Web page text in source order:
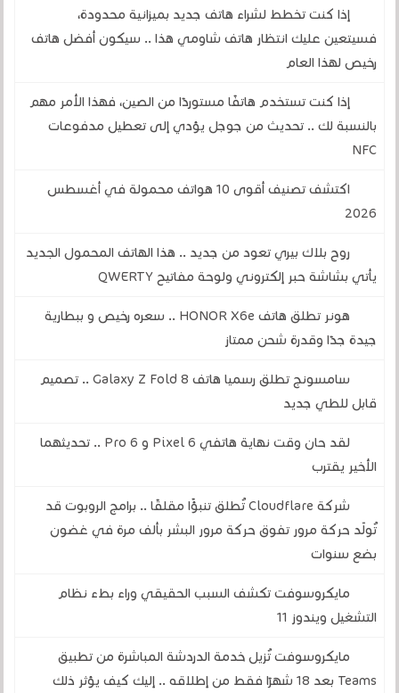
إذا كنت تخطط لشراء هاتف جديد بميزانية محدودة،
فسيتعين عليك انتظار هاتف شاومي هذا .. سيكون أفضل هاتف
رخيص لهذا العام
إذا كنت تستخدم هاتفًا مستوردًا من الصين، فهذا الأمر مهم
بالنسبة لك .. تحديث من جوجل يؤدي إلى تعطيل مدفوعات
NFC
اكتشف تصنيف أقوى 10 هواتف محمولة في أغسطس
2026
روح بلاك بيري تعود من جديد .. هذا الهاتف المحمول الجديد
يأتي بشاشة حبر إلكتروني ولوحة مفاتيح QWERTY
هونر تطلق هاتف HONOR X6e .. سعره رخيص و ببطارية
جيدة جدًا وقدرة شحن ممتاز
سامسونج تطلق رسميا هاتف Galaxy Z Fold 8 .. تصميم
قابل للطي جديد
لقد حان وقت نهاية هاتفي Pixel 6 و 6 Pro .. تحديثهما
الأخير يقترب
شركة Cloudflare تُطلق تنبؤًا مقلقًا .. برامج الروبوت قد
تُولّد حركة مرور تفوق حركة مرور البشر بألف مرة في غضون
بضع سنوات
مايكروسوفت تكشف السبب الحقيقي وراء بطء نظام
التشغيل ويندوز 11
مايكروسوفت تُزيل خدمة الدردشة المباشرة من تطبيق
Teams بعد 18 شهرًا فقط من إطلاقه .. إليك كيف يؤثر ذلك